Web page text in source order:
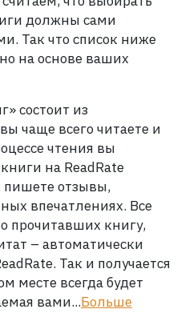
должны сами
Так что список ниже
на основе ваших
состоит из
чаще всего читаете и
чтения вы
на ReadRate
отзывы,
впечатлениях. Все
прочитавших книгу,
– автоматически
Так и получается
месте всегда будет
вами...Больше